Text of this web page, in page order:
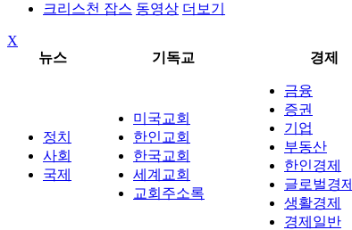
크리스천 잡스 동영상 더보기
X
뉴스
기독교 경제
정치
사회
국제
미국교회
한인교회
한국교회
세계교회
교회주소록
금융
증권
기업
부동산
한인경제
글로벌경제
생활경제
경제일반